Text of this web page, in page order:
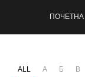
ПОЧЕТНА
ALL А Б В